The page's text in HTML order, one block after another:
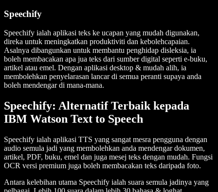
Speechify
Speechify ialah aplikasi teks ke ucapan yang mudah digunakan,
direka untuk meningkatkan produktiviti dan kebolehcapaian.
Asalnya dibangunkan untuk membantu penghidap disleksia, ia
boleh membacakan apa jua teks dari sumber digital seperti e-buku,
artikel atau emel. Dengan aplikasi desktop & mudah alih, ia
membolehkan penyelarasan lancar di semua peranti supaya anda
boleh mendengar di mana-mana.
Speechify: Alternatif Terbaik kepada
IBM Watson Text to Speech
Speechify ialah aplikasi TTS yang sangat mesra pengguna dengan
audio semula jadi yang membolehkan anda mendengar dokumen,
artikel, PDF, buku, emel dan juga mesej teks dengan mudah. Fungsi
OCR versi premium juga boleh membacakan teks daripada foto.
Antara kelebihan utama Speechify ialah suara semula jadinya yang